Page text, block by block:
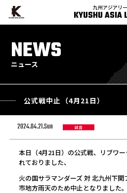
九州アジアリ
KYUSHU ASIA
NEWS
ニュース
公式戦中止（4月21日）
2024.04.21.Sun 試合
本日（4月21日）の公式戦、リブワ
れておりました、
火の国サラマンダーズ 対 北九州下
市地方雨天のため中止となりました。